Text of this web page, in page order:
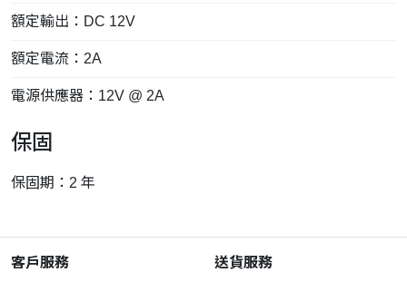
額定輸出：DC 12V
額定電流：2A
電源供應器：12V @ 2A
保固
保固期：2 年
客戶服務 送貨服務